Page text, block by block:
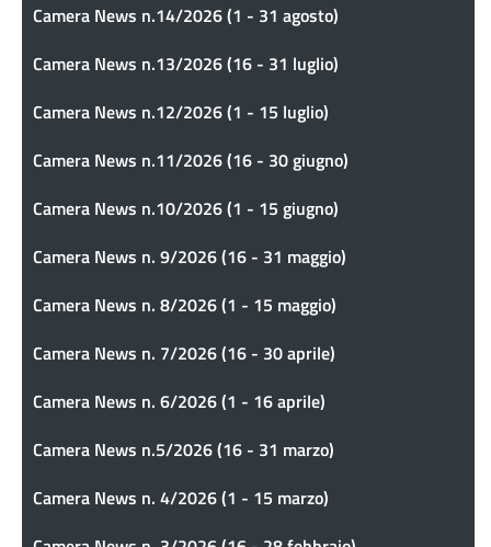
Camera News n.14/2026 (1 - 31 agosto)
Camera News n.13/2026 (16 - 31 luglio)
Camera News n.12/2026 (1 - 15 luglio)
Camera News n.11/2026 (16 - 30 giugno)
Camera News n.10/2026 (1 - 15 giugno)
Camera News n. 9/2026 (16 - 31 maggio)
Camera News n. 8/2026 (1 - 15 maggio)
Camera News n. 7/2026 (16 - 30 aprile)
Camera News n. 6/2026 (1 - 16 aprile)
Camera News n.5/2026 (16 - 31 marzo)
Camera News n. 4/2026 (1 - 15 marzo)